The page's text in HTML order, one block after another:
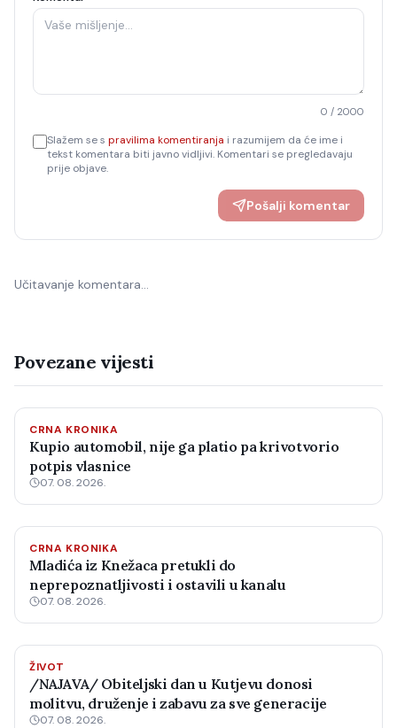
0 / 2000
Slažem se s pravilima komentiranja i razumijem da će ime i
tekst komentara biti javno vidljivi. Komentari se pregledavaju
prije objave.
Pošalji komentar
Učitavanje komentara…
Povezane vijesti
CRNA KRONIKA
Kupio automobil, nije ga platio pa krivotvorio
potpis vlasnice
07. 08. 2026.
CRNA KRONIKA
Mladića iz Knežaca pretukli do
neprepoznatljivosti i ostavili u kanalu
07. 08. 2026.
ŽIVOT
/NAJAVA/ Obiteljski dan u Kutjevu donosi
molitvu, druženje i zabavu za sve generacije
07. 08. 2026.